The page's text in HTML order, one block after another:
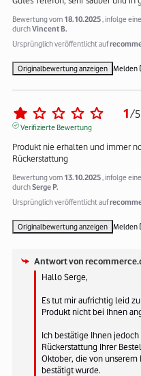
Bewertung vom 18.10.2025 , infolge
durchVincent B.
Ursprünglich veröffentlicht auf
Originalbewertung anzeigen Melden
1/5
Verifizierte Bewertung
Produkt nie erhalten und immer
Rückerstattung
Bewertung vom 13.10.2025 , infolge
durchSerge P.
Ursprünglich veröffentlicht auf
Originalbewertung anzeigen Melden
Antwort von
Hallo Serge,
Es tut mir aufrichtig leid
Produkt nicht bei Ihnen
Ich bestätige Ihnen jedoch
Rückerstattung Ihrer
Oktober, die von unserem
bestätigt wurde.